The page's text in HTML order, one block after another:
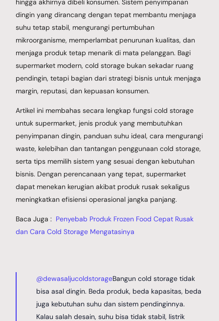
hingga akhirnya dibeli konsumen. Sistem penyimpanan
dingin yang dirancang dengan tepat membantu menjaga
suhu tetap stabil, mengurangi pertumbuhan
mikroorganisme, memperlambat penurunan kualitas, dan
menjaga produk tetap menarik di mata pelanggan. Bagi
supermarket modern, cold storage bukan sekadar ruang
pendingin, tetapi bagian dari strategi bisnis untuk menjaga
margin, reputasi, dan kepuasan konsumen.
Artikel ini membahas secara lengkap fungsi cold storage
untuk supermarket, jenis produk yang membutuhkan
penyimpanan dingin, panduan suhu ideal, cara mengurangi
waste, kelebihan dan tantangan penggunaan cold storage,
serta tips memilih sistem yang sesuai dengan kebutuhan
bisnis. Dengan perencanaan yang tepat, supermarket
dapat menekan kerugian akibat produk rusak sekaligus
meningkatkan efisiensi operasional jangka panjang.
Baca Juga : Penyebab Produk Frozen Food Cepat Rusak
dan Cara Cold Storage Mengatasinya
@dewasaljucoldstorageBangun cold storage tidak
bisa asal dingin. Beda produk, beda kapasitas, beda
juga kebutuhan suhu dan sistem pendinginnya.
Kalau salah desain, suhu bisa tidak stabil, listrik